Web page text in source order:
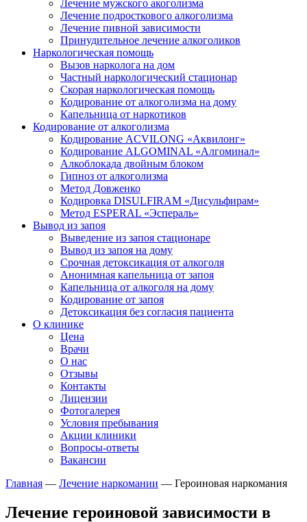
Лечение мужского акоголизма
Лечение подросткового алкоголизма
Лечение пивной зависимости
Принудительное лечение алкоголиков
Наркологическая помощь
Вызов нарколога на дом
Частный наркологический стационар
Скорая наркологическая помощь
Кодирование от алкоголизма на дому
Капельница от наркотиков
Кодирование от алкоголизма
Кодирование ACVILONG «Аквилонг»
Кодирование ALGOMINAL «Алгоминал»
Алкоблокада двойным блоком
Гипноз от алкоголизма
Метод Довженко
Кодировка DISULFIRAM «Дисульфирам»
Метод ESPERAL «Эспераль»
Вывод из запоя
Выведение из запоя стационаре
Вывод из запоя на дому
Срочная детоксикация от алкоголя
Анонимная капельница от запоя
Капельница от алкоголя на дому
Кодирование от запоя
Детоксикация без согласия пациента
О клинике
Цена
Врачи
О нас
Отзывы
Контакты
Лицензии
Фотогалерея
Условия пребывания
Акции клиники
Вопросы-ответы
Вакансии
Главная — Лечение наркомании — Героиновая наркомания
Лечение героиновой зависимости в